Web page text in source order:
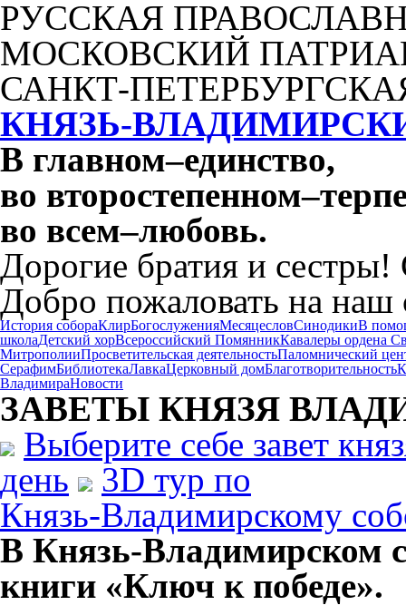
РУССКАЯ
МОСКОВСКИЙ
САНКТ-
КНЯЗЬ-
В главном–единство,
во второстепенном–
во всем–любовь.
Дорогие братия и
Добро пожаловать на наш
История собораКлирБогослуженияМесяцесловСинодикиВ
школаДетский хорВсероссийский ПомянникКавалеры ордена
МитрополииПросветительская деятельностьПаломнический
СерафимБиблиотекаЛавкаЦерковный домБлаготворительность
ВладимираНовости
ЗАВЕТЫ КНЯЗЯ
Выберите себе завет
день
3D тур по
Князь-Владимирскому
В Князь-Владимирском
книги «Ключ к победе».